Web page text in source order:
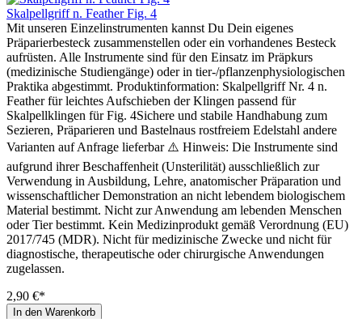
Skalpellgriff n. Feather Fig. 4
Mit unseren Einzelinstrumenten kannst Du Dein eigenes
Präparierbesteck zusammenstellen oder ein vorhandenes Besteck
aufrüsten. Alle Instrumente sind für den Einsatz im Präpkurs
(medizinische Studiengänge) oder in tier-/pflanzenphysiologischen
Praktika abgestimmt. Produktinformation: Skalpellgriff Nr. 4 n.
Feather für leichtes Aufschieben der Klingen passend für
Skalpellklingen für Fig. 4Sichere und stabile Handhabung zum
Sezieren, Präparieren und Bastelnaus rostfreiem Edelstahl andere
Varianten auf Anfrage lieferbar ⚠️ Hinweis: Die Instrumente sind
aufgrund ihrer Beschaffenheit (Unsterilität) ausschließlich zur
Verwendung in Ausbildung, Lehre, anatomischer Präparation und
wissenschaftlicher Demonstration an nicht lebendem biologischem
Material bestimmt. Nicht zur Anwendung am lebenden Menschen
oder Tier bestimmt. Kein Medizinprodukt gemäß Verordnung (EU)
2017/745 (MDR). Nicht für medizinische Zwecke und nicht für
diagnostische, therapeutische oder chirurgische Anwendungen
zugelassen.
2,90 €*
In den Warenkorb